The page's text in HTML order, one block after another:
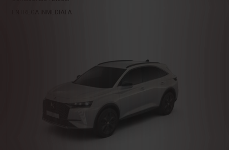
ENTREGA INMEDIATA